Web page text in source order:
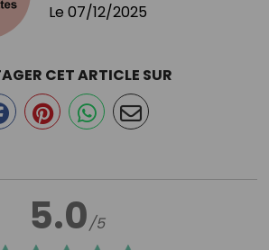
Le 07/12/2025
5.0/5
CET ARTICLE SUR